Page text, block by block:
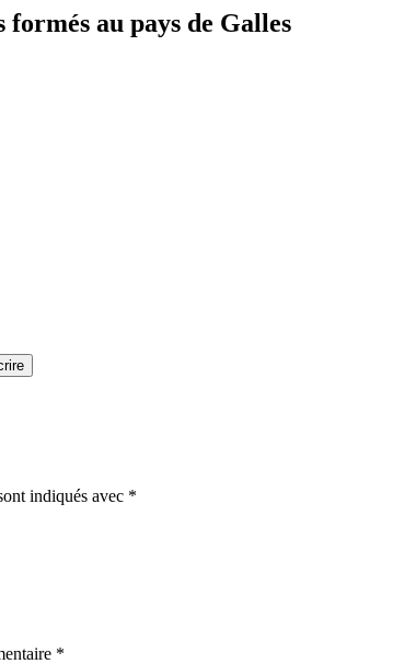
formés au pays de Galles
indiqués avec *
*